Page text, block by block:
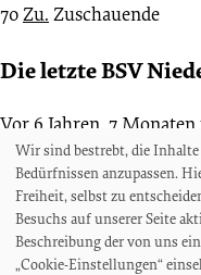
70Zu. Zuschauende
Die letzte BSV
Vor 6 Jahren, 7 Monaten
14.09.2012
03. Spieltag
Bremen Liga
OSC Bremerhaven
Wir sind bestrebt, die
Bedürfnissen anzupassen.
Freiheit, selbst zu
Besuchs auf unserer Seite
Beschreibung der von uns
„Cookie-Einstellungen“